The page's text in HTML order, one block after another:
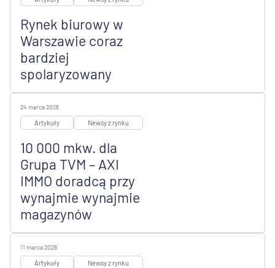
Rynek biurowy w
Warszawie coraz
bardziej
spolaryzowany
24 marca 2026
Artykuły Newsy z rynku
10 000 mkw. dla
Grupa TVM – AXI
IMMO doradcą przy
wynajmie wynajmie
magazynów
11 marca 2026
Artykuły Newsy z rynku